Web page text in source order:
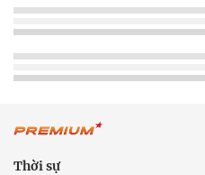
Thời sự